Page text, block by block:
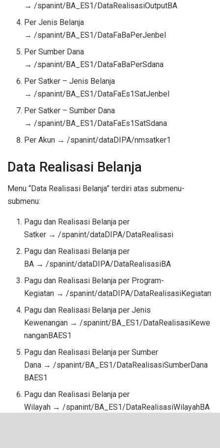
→ /spanint/BA_ES1/DataRealisasiOutputBA
Per Jenis Belanja
→ /spanint/BA_ES1/DataFaBaPerJenbel
Per Sumber Dana
→ /spanint/BA_ES1/DataFaBaPerSdana
Per Satker – Jenis Belanja
→ /spanint/BA_ES1/DataFaEs1SatJenbel
Per Satker – Sumber Dana
→ /spanint/BA_ES1/DataFaEs1SatSdana
Per Akun → /spanint/dataDIPA/nmsatker1
Data Realisasi Belanja
Menu “Data Realisasi Belanja” terdiri atas submenu-
submenu:
Pagu dan Realisasi Belanja per
Satker → /spanint/dataDIPA/DataRealisasi
Pagu dan Realisasi Belanja per
BA → /spanint/dataDIPA/DataRealisasiBA
Pagu dan Realisasi Belanja per Program-
Kegiatan → /spanint/dataDIPA/DataRealisasiKegiatan
Pagu dan Realisasi Belanja per Jenis
Kewenangan → /spanint/BA_ES1/DataRealisasiKewe
nanganBAES1
Pagu dan Realisasi Belanja per Sumber
Dana → /spanint/BA_ES1/DataRealisasiSumberDana
BAES1
Pagu dan Realisasi Belanja per
Wilayah → /spanint/BA_ES1/DataRealisasiWilayahBA